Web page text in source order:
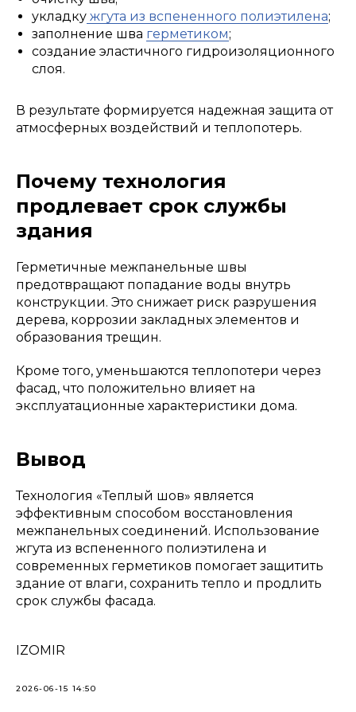
укладку жгута из вспененного полиэтилена;
заполнение шва герметиком;
создание эластичного гидроизоляционного
слоя.
В результате формируется надежная защита от
атмосферных воздействий и теплопотерь.
Почему технология
продлевает срок службы
здания
Герметичные межпанельные швы
предотвращают попадание воды внутрь
конструкции. Это снижает риск разрушения
дерева, коррозии закладных элементов и
образования трещин.
Кроме того, уменьшаются теплопотери через
фасад, что положительно влияет на
эксплуатационные характеристики дома.
Вывод
Технология «Теплый шов» является
эффективным способом восстановления
межпанельных соединений. Использование
жгута из вспененного полиэтилена и
современных герметиков помогает защитить
здание от влаги, сохранить тепло и продлить
срок службы фасада.
IZOMIR
2026-06-15 14:50